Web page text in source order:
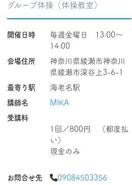
グループ体操（体操教室）
開催日時
毎週金曜日 13:00〜
14:00
会場住所
神奈川県綾瀬市神奈川
県綾瀬市深谷上3-6-1
最寄り駅
海老名駅
講師名
MIKA
受講料
1回／800円 （都度払
い）
現金のみ
お問合せ先 09084503356